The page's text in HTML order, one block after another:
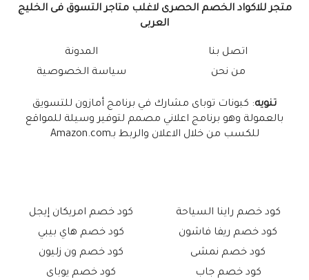
متجر للاكواد الخصم الحصرى لاغلب متاجر التسوق فى الخليج
العربى
اتصل بنا
من نحن
المدونة
سياسة الخصوصية
تنويه: كبونات توباى مشارك في برنامج أمازون للتسويق
بالعمولة وهو برنامج اعلاني مصمم لتوفير وسيلة للمواقع
للكسب من خلال الاعلان والربط بـAmazon.com
كود خصم راينا السياحة
كود خصم ريفا فاشون
كود خصم نمشى
كود خصم جاب
كود خصم امريكان إيجل
كود خصم هاي بيبي
كود خصم ون زليون
كود خصم يوباى